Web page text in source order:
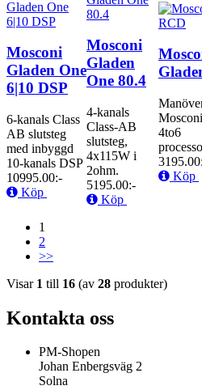
Mosconi
Gladen One
6|10 DSP
6-kanals Class
AB slutsteg
med inbyggd
10-kanals DSP
10995.00:-
Köp
Mosconi
Gladen
One 80.4
4-kanals
Class-AB
slutsteg,
4x115W i
2ohm.
5195.00:-
Köp
4to6
Köp
1
2
>>
Visar 1 till 16 (av 28 produkter)
Kontakta oss
PM-Shopen
Johan Enbergsväg 2
Solna